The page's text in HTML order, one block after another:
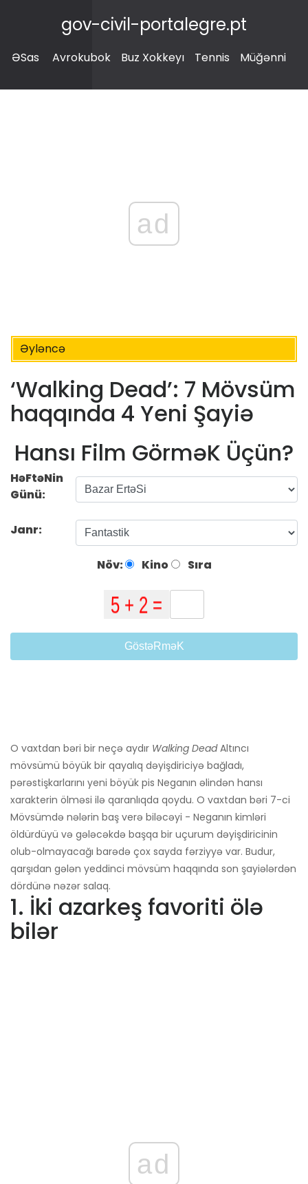
gov-civil-portalegre.pt
ƏSas Avrokubok Buz Xokkeyı Tennis Müğənni
ad
Əyləncə
‘Walking Dead’: 7 Mövsüm
haqqında 4 Yeni Şayiə
Hansı Film GörməK Üçün?
HəFtəNin
Günü:
Janr:
Növ: Kino Sıra
GöstəRməK
O vaxtdan bəri bir neçə aydır Walking DeadAltıncı
mövsümü böyük bir qayalıq dəyişdiriciyə bağladı,
pərəstişkarlarını yeni böyük pis Neganın əlindən hansı
xarakterin ölməsi ilə qaranlıqda qoydu. O vaxtdan bəri 7-ci
Mövsümdə nələrin baş verə biləcəyi - Neganın kimləri
öldürdüyü və gələcəkdə başqa bir uçurum dəyişdiricinin
olub-olmayacağı barədə çox sayda fərziyyə var. Budur,
qarşıdan gələn yeddinci mövsüm haqqında son şayiələrdən
dördünə nəzər salaq.
1. İki azarkeş favoriti ölə
bilər
ad